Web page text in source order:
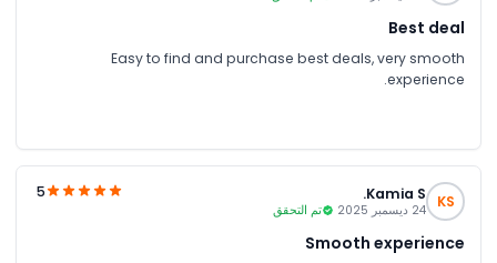
Best deal
Easy to find and purchase best deals, very smooth
experience.
KS
Kamia S.
24 ديسمبر 2025 تم التحقق
5
Smooth experience